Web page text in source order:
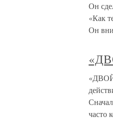
Он
«Как
Он
часто